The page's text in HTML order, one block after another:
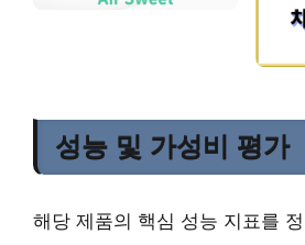
성능 및 가성비 평가
해당 제품의 핵심 성능 지표를